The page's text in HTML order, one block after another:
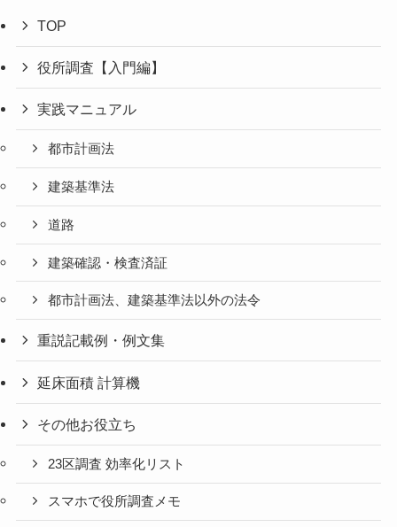
TOP
役所調査【入門編】
実践マニュアル
都市計画法
建築基準法
道路
建築確認・検査済証
都市計画法、建築基準法以外の法令
重説記載例・例文集
延床面積 計算機
その他お役立ち
23区調査 効率化リスト
スマホで役所調査メモ